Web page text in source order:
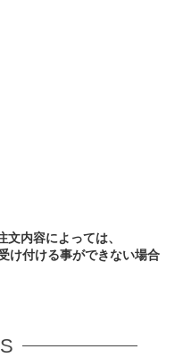
内容によっては、
け付ける事ができない場合